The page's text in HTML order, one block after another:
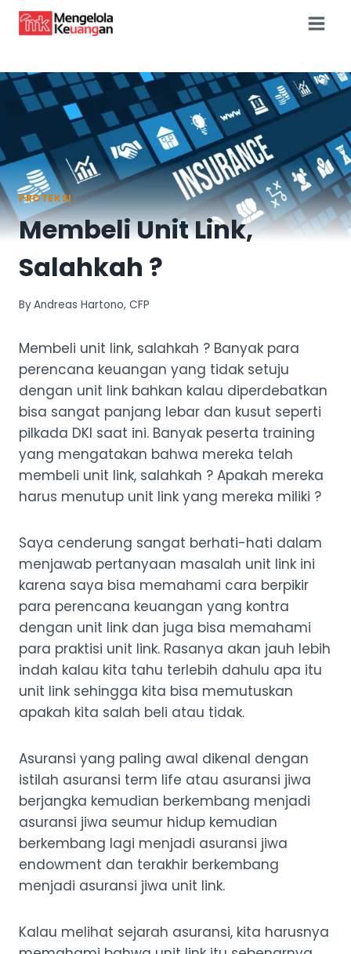
Skip
PROTEKSI
Membeli Unit Link,
Salahkah ?
ByAndreas Hartono, CFP
Membeli unit link, salahkah ? Banyak para
perencana keuangan yang tidak setuju
dengan unit link bahkan kalau diperdebatkan
bisa sangat panjang lebar dan kusut seperti
pilkada DKI saat ini. Banyak peserta training
yang mengatakan bahwa mereka telah
membeli unit link, salahkah ? Apakah mereka
harus menutup unit link yang mereka miliki ?
Saya cenderung sangat berhati-hati dalam
menjawab pertanyaan masalah unit link ini
karena saya bisa memahami cara berpikir
para perencana keuangan yang kontra
dengan unit link dan juga bisa memahami
para praktisi unit link. Rasanya akan jauh lebih
indah kalau kita tahu terlebih dahulu apa itu
unit link sehingga kita bisa memutuskan
apakah kita salah beli atau tidak.
Asuransi yang paling awal dikenal dengan
istilah asuransi term life atau asuransi jiwa
berjangka kemudian berkembang menjadi
asuransi jiwa seumur hidup kemudian
berkembang lagi menjadi asuransi jiwa
endowment dan terakhir berkembang
menjadi asuransi jiwa unit link.
Kalau melihat sejarah asuransi, kita harusnya